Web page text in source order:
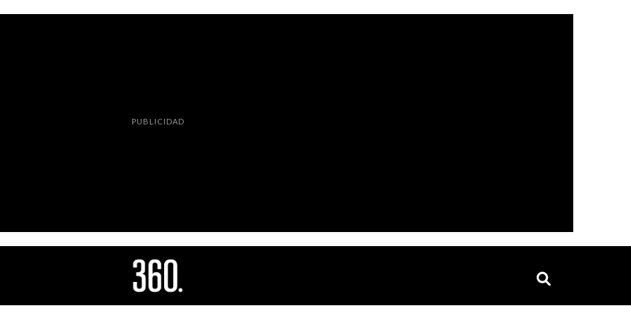
PUBLICIDAD